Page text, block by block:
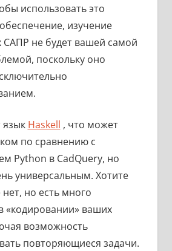
использовать это
изучение
не будет вашей самой
поскольку оно
язык Haskell , что может
по сравнению с
Python в CadQuery, но
универсальным. Хотите
нет, но есть много
«кодировании» ваших
возможность
повторяющиеся задачи.